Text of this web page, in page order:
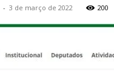
- 3 de março de 2022 200